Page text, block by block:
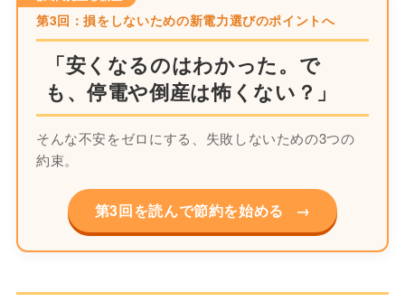
第3回：損をしないための新電力選びのポイントへ
「安くなるのはわかった。で
も、停電や倒産は怖くない？」
そんな不安をゼロにする、失敗しないための3つの
約束。
第3回を読んで節約を始める →